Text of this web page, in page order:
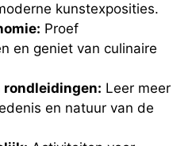
kunstexposities.
Proef
en geniet van culinaire
rondleidingen: Leer meer
en natuur van de